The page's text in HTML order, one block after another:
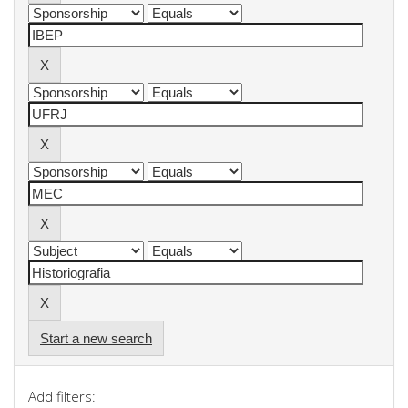
Start a new search
Add filters: